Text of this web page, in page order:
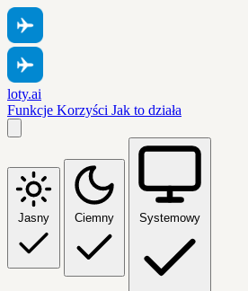
loty.ai
Funkcje Korzyści Jak to działa
Jasny Ciemny Systemowy